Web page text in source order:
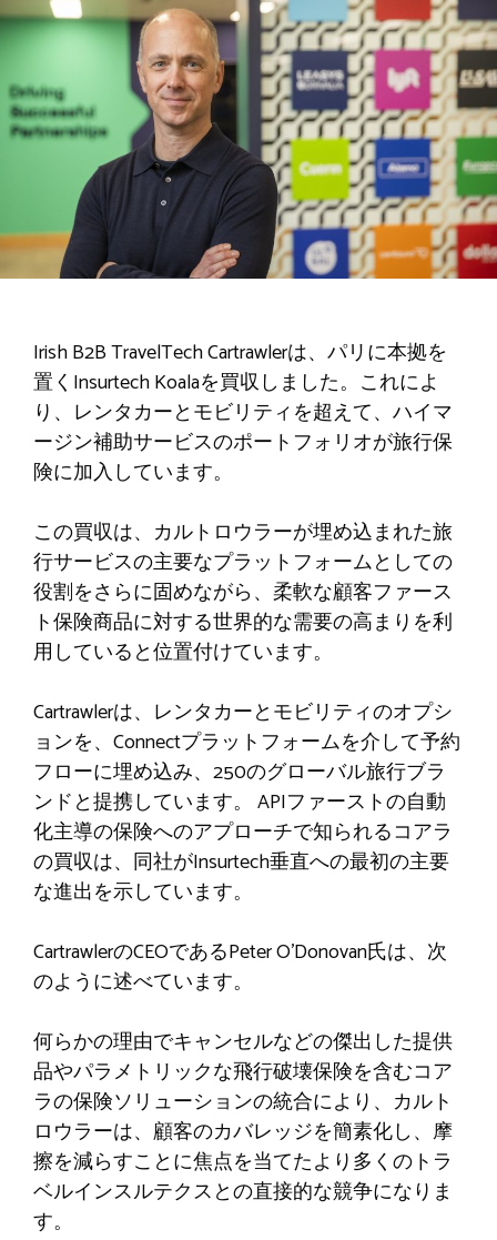
Irish B2B TravelTech Cartrawlerは、パリに本拠を
置くInsurtech Koalaを買収しました。これによ
り、レンタカーとモビリティを超えて、ハイマ
ージン補助サービスのポートフォリオが旅行保
険に加入しています。
この買収は、カルトロウラーが埋め込まれた旅
行サービスの主要なプラットフォームとしての
役割をさらに固めながら、柔軟な顧客ファース
ト保険商品に対する世界的な需要の高まりを利
用していると位置付けています。
Cartrawlerは、レンタカーとモビリティのオプシ
ョンを、Connectプラットフォームを介して予約
フローに埋め込み、250のグローバル旅行ブラ
ンドと提携しています。 APIファーストの自動
化主導の保険へのアプローチで知られるコアラ
の買収は、同社がInsurtech垂直への最初の主要
な進出を示しています。
CartrawlerのCEOであるPeter O’Donovan氏は、次
のように述べています。
何らかの理由でキャンセルなどの傑出した提供
品やパラメトリックな飛行破壊保険を含むコア
ラの保険ソリューションの統合により、カルト
ロウラーは、顧客のカバレッジを簡素化し、摩
擦を減らすことに焦点を当てたより多くのトラ
ベルインスルテクスとの直接的な競争になりま
す。